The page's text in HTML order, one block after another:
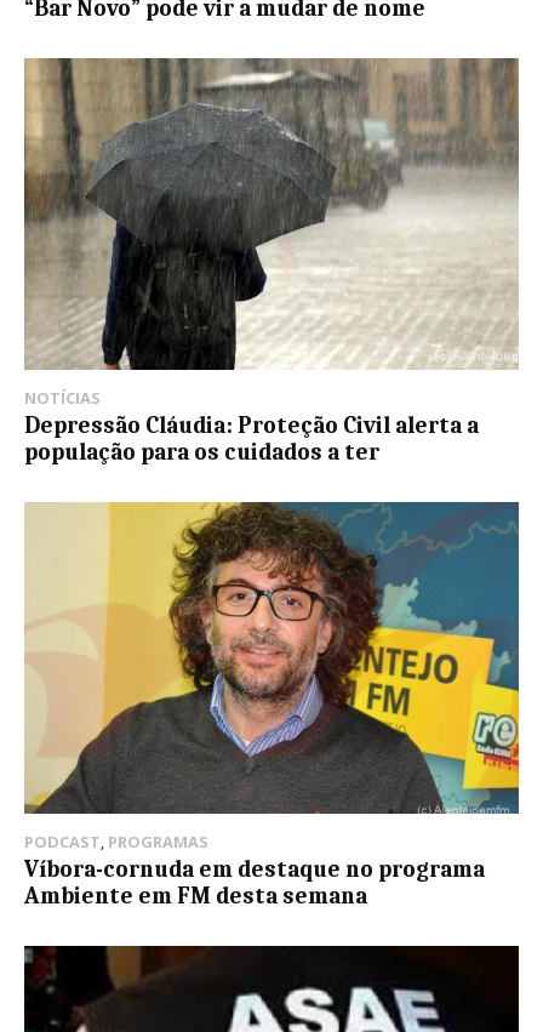
“Bar Novo” pode vir a mudar de nome
NOTÍCIAS
Depressão Cláudia: Proteção Civil alerta a
população para os cuidados a ter
PODCAST, PROGRAMAS
Víbora-cornuda em destaque no programa
Ambiente em FM desta semana